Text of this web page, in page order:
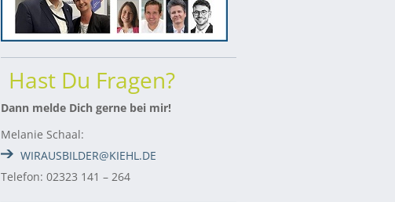
Hast Du Fragen?
Dann melde Dich gerne bei mir!
Melanie Schaal:
WIRAUSBILDER@KIEHL.DE
Telefon: 02323 141 – 264